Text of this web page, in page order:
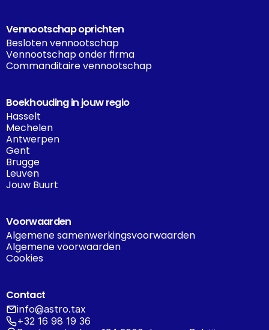
Vennootschap oprichten
Besloten vennootschap
Vennootschap onder firma
Commanditaire vennootschap
Boekhouding in jouw regio
Hasselt
Mechelen
Antwerpen
Gent
Brugge
Leuven
Jouw Buurt
Voorwaarden
Algemene samenwerkingsvoorwaarden
Algemene voorwaarden
Cookies
Contact
info@astro.tax
+32 16 98 19 36